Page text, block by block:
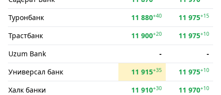
Туронбанк 11 880+40 11 975+15
Трастбанк 11 900+20 11 975+10
Uzum Bank -
-
Универсал банк
11 915+35 11 975+10
Халк банки 11 910+30 11 970+10